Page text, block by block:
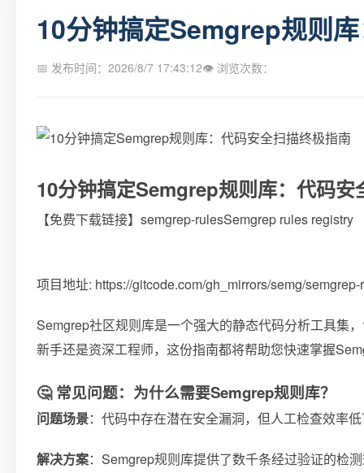
10分钟搞定Semgrep规则
📅 发布时间：2026/8/7 17:43:12👁 浏览次数：
10分钟搞定Semgrep规则库：代码安
【免费下载链接】semgrep-rulesSemgrep rules registry
项目地址: https://gitcode.com/gh_mirrors/semg/
Semgrep社区规则库是一个强大的静态代码分析工具集
新手还是资深工程师，这份指南都将帮助您快速掌握
🤔 常见问题：为什么需要Semgrep规则库？
问题场景：代码中存在潜在安全漏洞，但人工检查效率
解决方案：Semgrep规则库提供了数千条经过验证的检